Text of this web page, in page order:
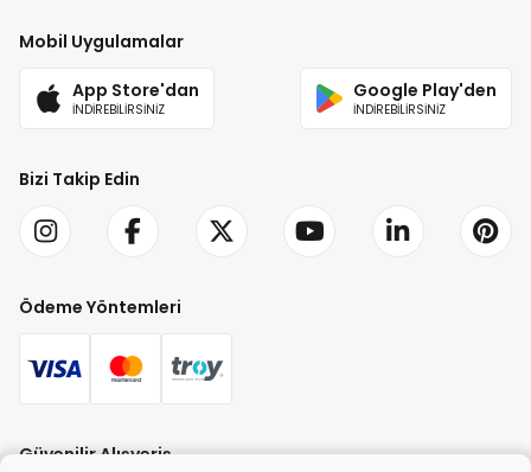
Mobil Uygulamalar
App Store'dan
İNDİREBİLİRSİNİZ
Google Play'den
İNDİREBİLİRSİNİZ
Bizi Takip Edin
Ödeme Yöntemleri
Güvenilir Alışveriş